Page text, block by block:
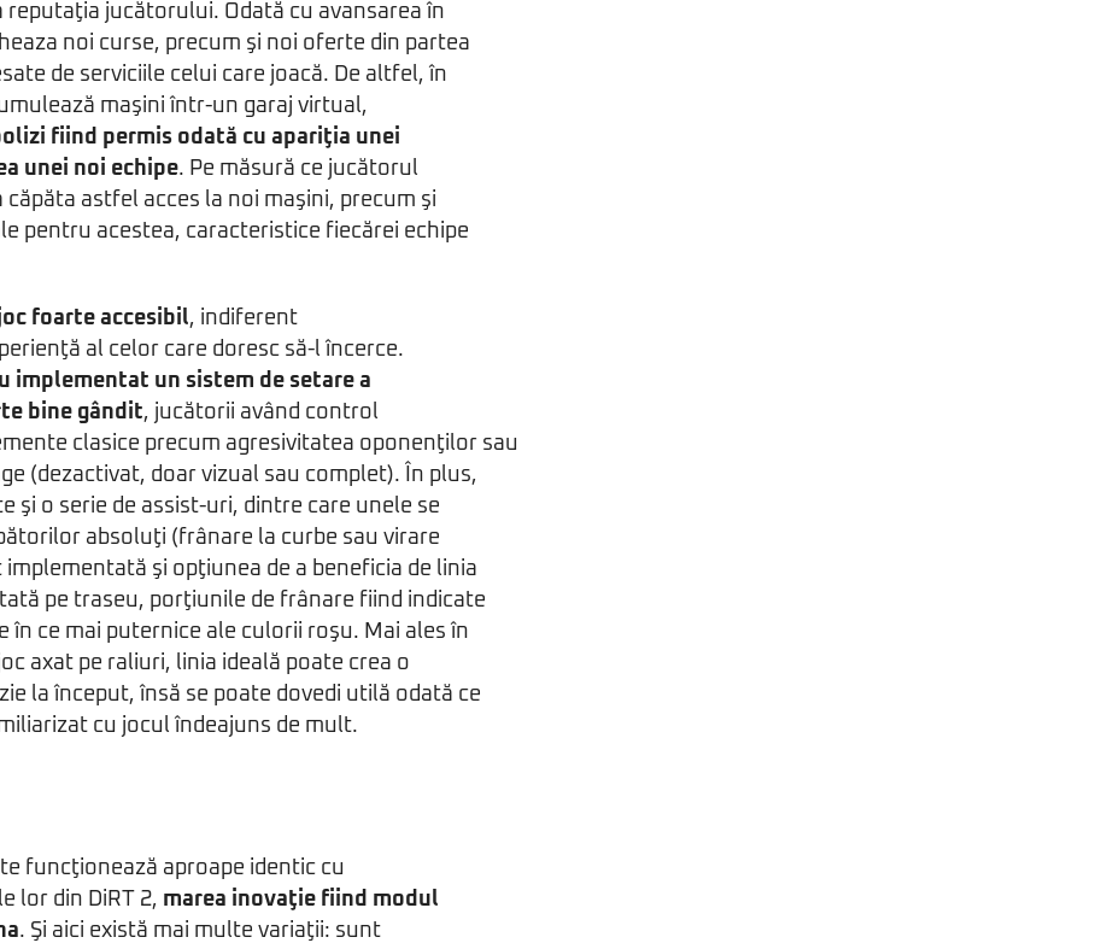
reputaţia jucătorului. Odată cu avansarea în
noi curse, precum şi noi oferte din partea
de serviciile celui care joacă. De altfel, în
maşini într-un garaj virtual,
fiind permis odată cu apariţia unei
unei noi echipe. Pe măsură ce jucătorul
căpăta astfel acces la noi maşini, precum şi
pentru acestea, caracteristice fiecărei echipe
foarte accesibil, indiferent
al celor care doresc să-l încerce.
implementat un sistem de setare a
bine gândit, jucătorii având control
clasice precum agresivitatea oponenţilor sau
(dezactivat, doar vizual sau complet). În plus,
şi o serie de assist-uri, dintre care unele se
absoluţi (frânare la curbe sau virare
şi opţiunea de a beneficia de linia
pe traseu, porţiunile de frânare fiind indicate
în ce mai puternice ale culorii roşu. Mai ales în
axat pe raliuri, linia ideală poate crea o
la început, însă se poate dovedi utilă odată ce
cu jocul îndeajuns de mult.
funcţionează aproape identic cu
lor din DiRT 2, marea inovaţie fiind modul
. Şi aici există mai multe variaţii: sunt